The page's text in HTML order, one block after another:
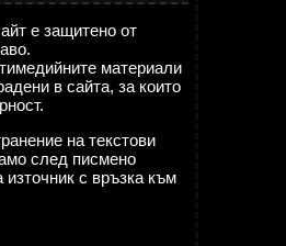
е защитено от
материали
в сайта, за които
на текстови
след писмено
източник с връзка към